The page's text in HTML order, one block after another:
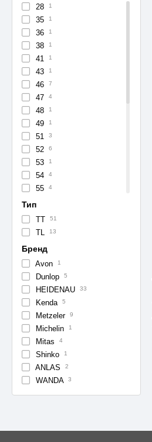
28 1
35 1
36 1
38 1
41 1
43 1
46 7
47 4
48 1
49 1
51 3
52 6
53 1
54 4
55 4
56
57
59
61
62 1
63 1
64 5
65 1
67 1
69 1
70 1
71 4
Тип
TT 51
TL 13
Бренд
Avon 1
Dunlop 5
HEIDENAU 33
Kenda 5
Metzeler 9
Michelin 1
Mitas 4
Shinko 1
ANLAS 2
WANDA 3